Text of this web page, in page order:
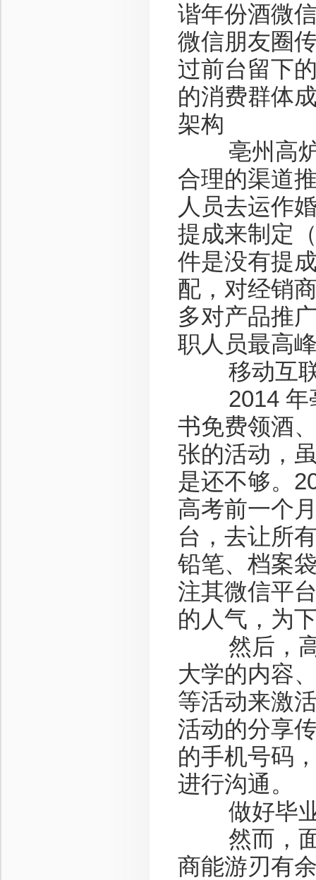
谐年份酒微
微信朋友圈
过前台留下
的消费群体
架构
亳州高炉
合理的渠道
人员去运作
提成来制定
件是没有提
配，对经销
多对产品推
职人员最高
移动互联
2014 年亳
书免费领酒
张的活动，
是还不够。
高考前一个
台，去让所
铅笔、档案
注其微信平
的人气，为
然后，高
大学的内容
等活动来激
活动的分享
的手机号码
进行沟通。
做好毕业
然而，面
商能游刃有